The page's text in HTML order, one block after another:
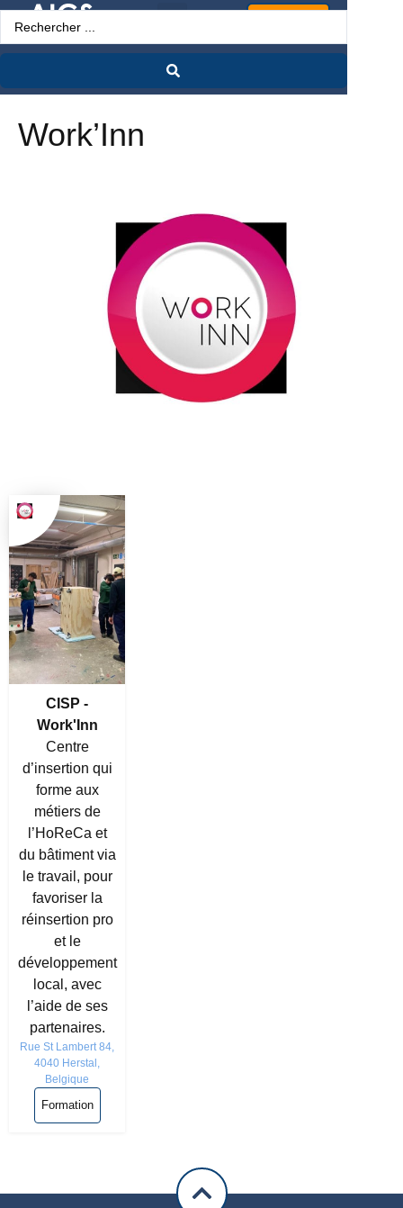
Work’Inn
CISP -
Work'Inn
Centre
d’insertion qui
forme aux
métiers de
l’HoReCa et
du bâtiment via
le travail, pour
favoriser la
réinsertion pro
et le
développement
local, avec
l’aide de ses
partenaires.
Rue St Lambert 84,
4040 Herstal,
Belgique
Formation